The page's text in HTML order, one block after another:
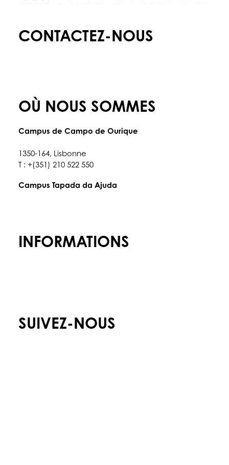
CONTACTEZ-NOUS
OÙ NOUS SOMMES
Campus de Campo de Ourique
1350-164, Lisbonne
T : +(351) 210 522 550
Campus Tapada da Ajuda
INFORMATIONS
SUIVEZ-NOUS